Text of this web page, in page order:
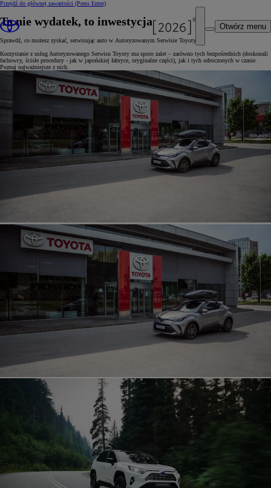
Przejdź do głównej zawartości (Press Enter)
Otwórz menu
To nie wydatek, to inwestycja
Sprawdź, co możesz zyskać, serwisując auto w Autoryzowanym Serwisie Toyoty.
Korzystanie z usług Autoryzowanego Serwisu Toyoty ma sporo zalet – zarówno tych bezpośrednich (doskonali
fachowcy, ścisłe procedury - jak w japońskiej fabryce, oryginalne części), jak i tych odroczonych w czasie.
Poznaj najważniejsze z nich.